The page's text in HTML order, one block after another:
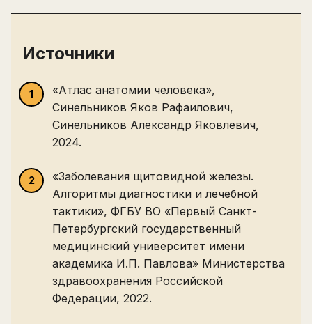
Источники
«Атлас анатомии человека»,
Синельников Яков Рафаилович,
Синельников Александр Яковлевич,
2024.
«Заболевания щитовидной железы.
Алгоритмы диагностики и лечебной
тактики», ФГБУ ВО «Первый Санкт-
Петербургский государственный
медицинский университет имени
академика И.П. Павлова» Министерства
здравоохранения Российской
Федерации, 2022.